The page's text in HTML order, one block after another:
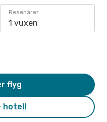
Resenärer
1 vuxen
hotell
flyg